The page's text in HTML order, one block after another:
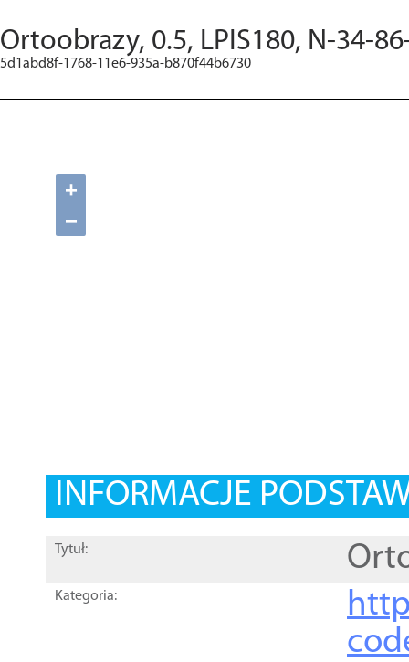
Ortoobrazy, 0.5, LPIS180, N-34-
5d1abd8f-1768-11e6-935a-b870f44b6730
+
−
INFORMACJE
Tytuł:
Kategoria: